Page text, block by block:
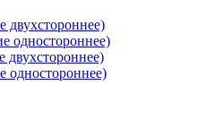
двухстороннее)
одностороннее)
двухстороннее)
одностороннее)